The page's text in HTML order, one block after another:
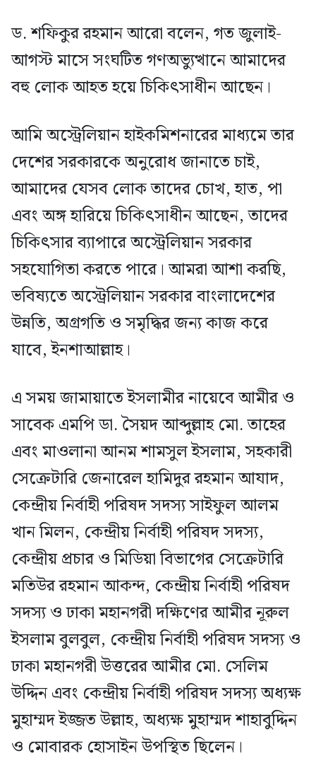
ড. শফিকুর রহমান আরো বলেন, গত জুলাই-
আগস্ট মাসে সংঘটিত গণঅভ্যুত্থানে আমাদের
বহু লোক আহত হয়ে চিকিৎসাধীন আছেন।
আমি অস্ট্রেলিয়ান হাইকমিশনারের মাধ্যমে তার
দেশের সরকারকে অনুরোধ জানাতে চাই,
আমাদের যেসব লোক তাদের চোখ, হাত, পা
এবং অঙ্গ হারিয়ে চিকিৎসাধীন আছেন, তাদের
চিকিৎসার ব্যাপারে অস্ট্রেলিয়ান সরকার
সহযোগিতা করতে পারে। আমরা আশা করছি,
ভবিষ্যতে অস্ট্রেলিয়ান সরকার বাংলাদেশের
উন্নতি, অগ্রগতি ও সমৃদ্ধির জন্য কাজ করে
যাবে, ইনশাআল্লাহ।
এ সময় জামায়াতে ইসলামীর নায়েবে আমীর ও
সাবেক এমপি ডা. সৈয়দ আব্দুল্লাহ মো. তাহের
এবং মাওলানা আনম শামসুল ইসলাম, সহকারী
সেক্রেটারি জেনারেল হামিদুর রহমান আযাদ,
কেন্দ্রীয় নির্বাহী পরিষদ সদস্য সাইফুল আলম
খান মিলন, কেন্দ্রীয় নির্বাহী পরিষদ সদস্য,
কেন্দ্রীয় প্রচার ও মিডিয়া বিভাগের সেক্রেটারি
মতিউর রহমান আকন্দ, কেন্দ্রীয় নির্বাহী পরিষদ
সদস্য ও ঢাকা মহানগরী দক্ষিণের আমীর নূরুল
ইসলাম বুলবুল, কেন্দ্রীয় নির্বাহী পরিষদ সদস্য ও
ঢাকা মহানগরী উত্তরের আমীর মো. সেলিম
উদ্দিন এবং কেন্দ্রীয় নির্বাহী পরিষদ সদস্য অধ্যক্ষ
মুহাম্মদ ইজ্জত উল্লাহ, অধ্যক্ষ মুহাম্মদ শাহাবুদ্দিন
ও মোবারক হোসাইন উপস্থিত ছিলেন।